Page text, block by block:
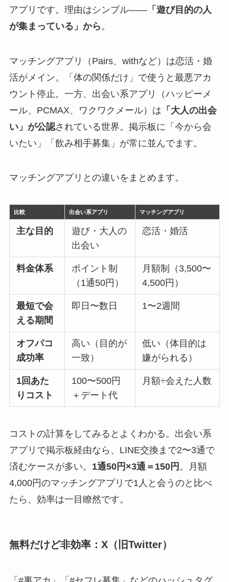
アプリです。理由はシンプル——「遊び目的の人
が集まっている」から 。
マッチングアプリ（Pairs、withなど）は恋活・婚
活がメイン。「体の関係だけ」で使うと最悪アカ
ウント停止。一方、出会い系アプリ（ハッピーメ
ール、PCMAX、ワクワクメール）は 「大人の出会
い」が公認されている世界。掲示板に「今から会
いたい」「飲み相手募集」が常に並んでます。
マッチングアプリとの違いをまとめます。
比較 出会い系アプリ マッチングアプリ
主な目的
遊び・大人の
出会い
恋活・婚活
料金体系
ポイント制
（1通50円）
月額制（3,500〜
4,500円）
最短で会
える期間
即日〜数日 1〜2週間
オフパコ
成功率
高い（目的が
一致）
低い（体目的は
嫌がられる）
1回あた
りコスト
100〜500円
＋デート代
月額÷会えた人数
コストの計算をしてみるとよくわかる。出会い系
アプリで掲示板経由なら、LINE交換まで2〜3通で
済むケースが多い。 1通50円×3通＝150円 。月額
4,000円のマッチングアプリで1人と会うのと比べ
たら、効率は一目瞭然です。
無料だけど非効率：X（旧Twitter）